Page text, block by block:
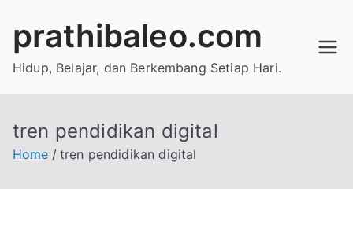
content
prathibaleo.com
Hidup, Belajar, dan Berkembang Setiap Hari.
tren pendidikan digital
Home tren pendidikan digital